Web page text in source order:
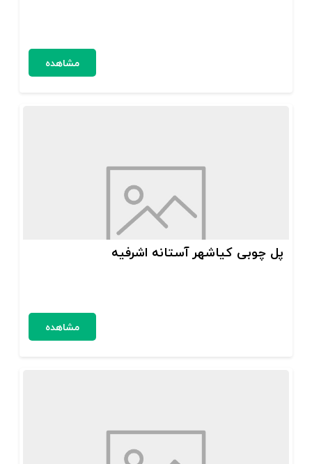
مشاهده
پل چوبی کیاشهر آستانه اشرفیه
مشاهده